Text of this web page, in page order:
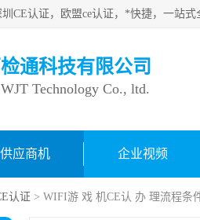
通科技有限公司
WJT Technology Co., ltd.
供应商机 企业视频
认证 > WIFI游 戏 机CE认 办 理流程条